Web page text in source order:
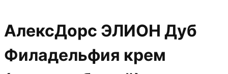
АлексДорс ЭЛИОН Дуб
Филадельфия крем